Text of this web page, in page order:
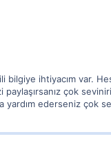
ihtiyacım var.
çok
ederseniz çok